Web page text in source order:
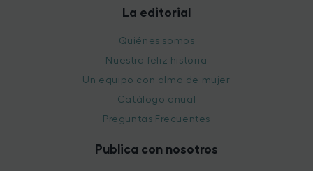
La editorial
Quiénes somos
Nuestra feliz historia
Un equipo con alma de mujer
Catálogo anual
Preguntas Frecuentes
Publica con nosotros